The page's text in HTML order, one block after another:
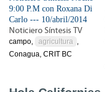
9:00 P.M con Roxana Di
Carlo --- 10/abril/2014
Noticiero Síntesis TV
campo, agricultura ,
Conagua, CRIT BC